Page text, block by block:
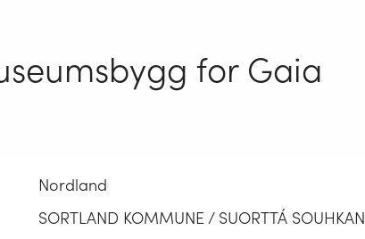
for Gaia
Nordland
SORTLAND KOMMUNE / SUORTTÁ SOUHKAN